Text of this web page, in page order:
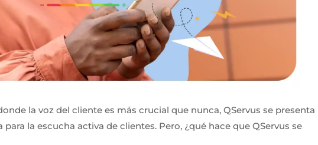
la voz del cliente es más crucial que nunca, QServus se presenta
la escucha activa de clientes. Pero, ¿qué hace que QServus se